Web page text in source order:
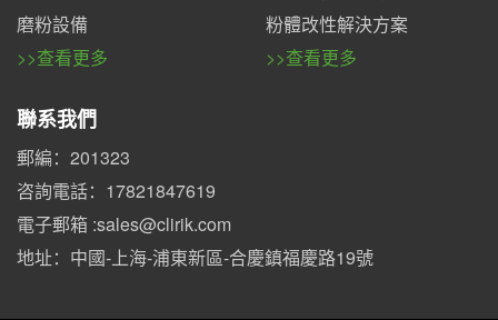
磨粉設備
>>查看更多
粉體改性解決方案
>>查看更多
聯系我們
郵編：201323
咨詢電話：17821847619
電子郵箱 :sales@clirik.com
地址：中國-上海-浦東新區-合慶鎮福慶路19號